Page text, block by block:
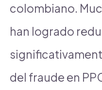
colombiano.
han logrado
del fraude en